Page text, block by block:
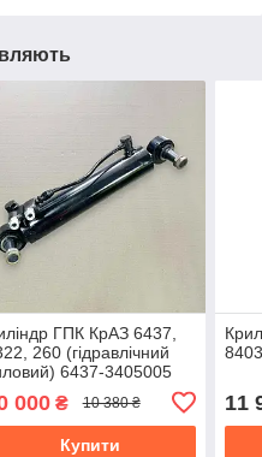
ГПК КрАЗ 6437,
260 (гідравлічний
6437-3405005
000₴ 10 380 ₴
Купити
11